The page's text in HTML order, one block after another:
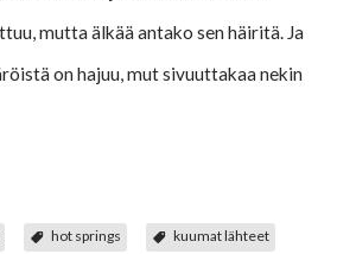
mutta älkää antako sen häiritä. Ja
on hajuu, mut sivuuttakaa nekin
hot springs kuumat lähteet